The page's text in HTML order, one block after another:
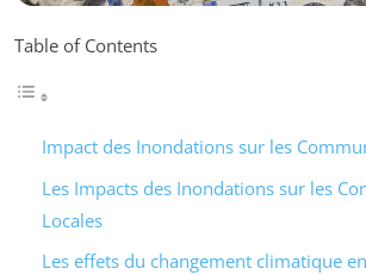
Table of Contents
Impact des Inondations sur les
Les Impacts des Inondations sur les
Locales
Les effets du changement climatique